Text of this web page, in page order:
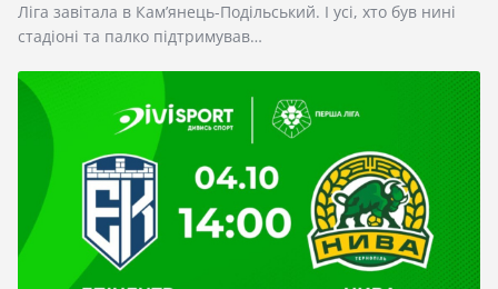
Ліга завітала в Кам’янець-Подільський. І усі, хто був нині
стадіоні та палко підтримував…